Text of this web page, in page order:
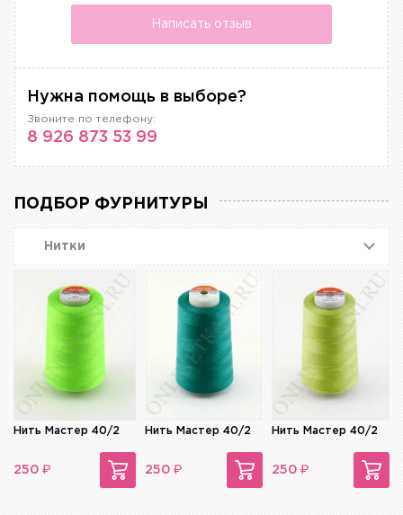
Написать отзыв
Нужна помощь в выборе?
Звоните по телефону:
8 926 873 53 99
ПОДБОР ФУРНИТУРЫ
Нитки
Нить Мастер 40/2
250 ₽
Нить Мастер 40/2
250 ₽
Нить Мастер 40/2
250 ₽